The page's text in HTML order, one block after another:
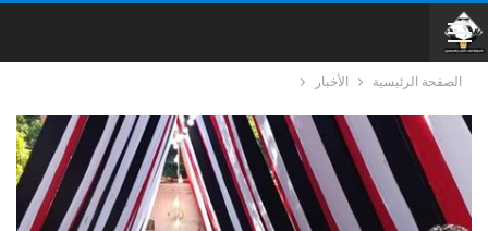
الصفحة الرئيسية الأخبار